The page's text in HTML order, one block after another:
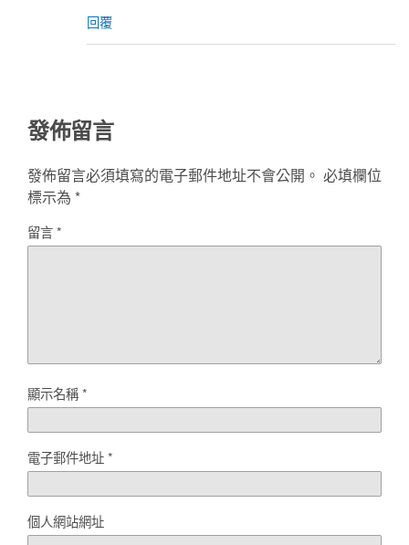
回覆
發佈留言
發佈留言必須填寫的電子郵件地址不會公開。 必填欄位
標示為 *
留言*
顯示名稱*
電子郵件地址*
個人網站網址